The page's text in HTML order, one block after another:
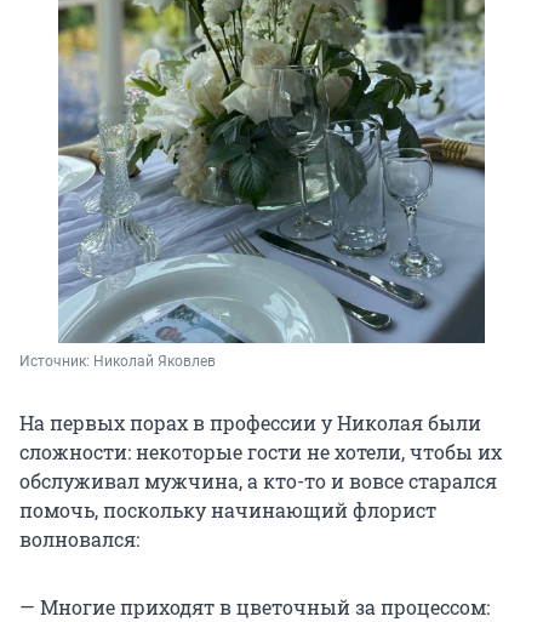
Источник: Николай Яковлев
На первых порах в профессии у Николая были
сложности: некоторые гости не хотели, чтобы их
обслуживал мужчина, а кто-то и вовсе старался
помочь, поскольку начинающий флорист
волновался:
— Многие приходят в цветочный за процессом: